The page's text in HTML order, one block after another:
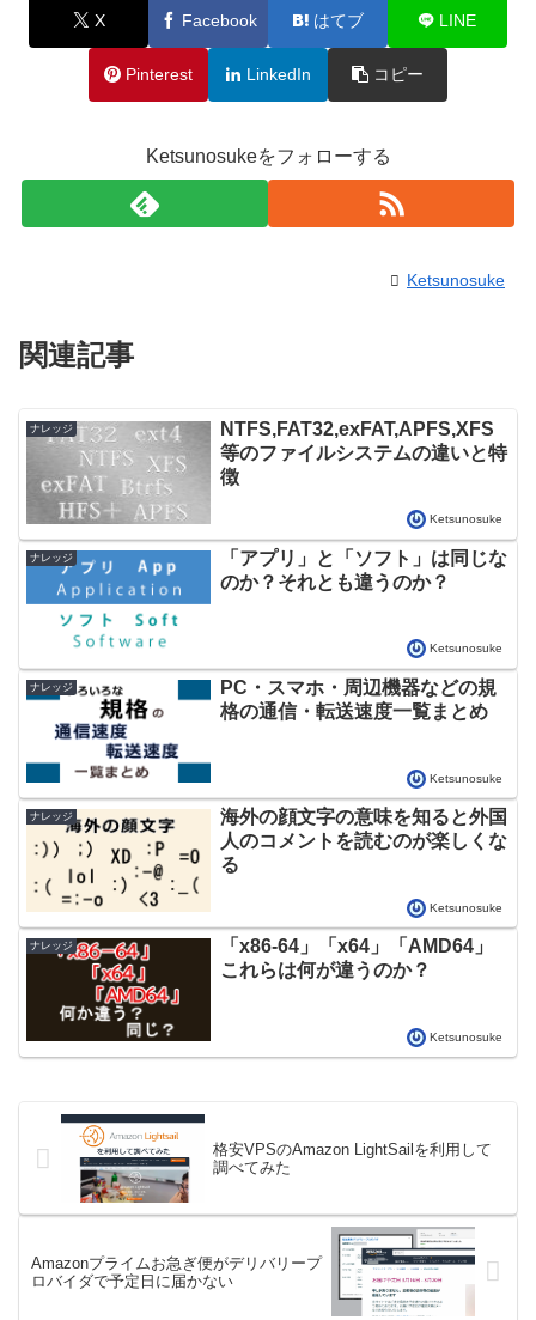
X Facebook はてブ LINE
Pinterest LinkedIn コピー
Ketsunosukeをフォローする
Ketsunosuke
関連記事
ナレッジ
NTFS,FAT32,exFAT,APFS,XFS
等のファイルシステムの違いと特
徴
Ketsunosuke
ナレッジ
「アプリ」と「ソフト」は同じな
のか？それとも違うのか？
Ketsunosuke
ナレッジ
PC・スマホ・周辺機器などの規
格の通信・転送速度一覧まとめ
Ketsunosuke
ナレッジ
海外の顔文字の意味を知ると外国
人のコメントを読むのが楽しくな
る
Ketsunosuke
ナレッジ
「x86-64」「x64」「AMD64」
これらは何が違うのか？
Ketsunosuke
格安VPSのAmazon LightSailを利用して
調べてみた
Amazonプライムお急ぎ便がデリバリープ
ロバイダで予定日に届かない